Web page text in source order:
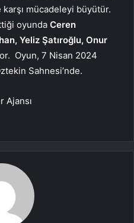
karşı mücadeleyi büyütür.
oyunda Ceren
Yeliz Şatıroğlu, Onur
Oyun, 7 Nisan 2024
Sahnesi’nde.
Ajansı